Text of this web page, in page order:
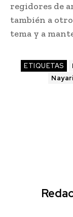
regidores de
también a
tema y a
ETIQUETAS